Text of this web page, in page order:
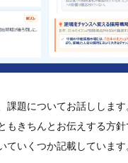
課題についてお話しします
もきちんとお伝えする方
ていくつか記載しています